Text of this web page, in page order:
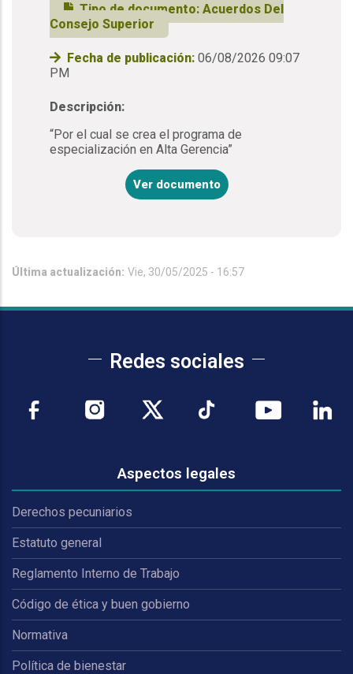
Tipo de documento: Acuerdos Del
Consejo Superior
Fecha de publicación: 06/08/2026 09:07
PM
Descripción:
“Por el cual se crea el programa de
especialización en Alta Gerencia”
Ver documento
Última actualización: Vie, 30/05/2025 - 16:57
Redes sociales
Aspectos legales
Derechos pecuniarios
Estatuto general
Reglamento Interno de Trabajo
Código de ética y buen gobierno
Normativa
Política de bienestar